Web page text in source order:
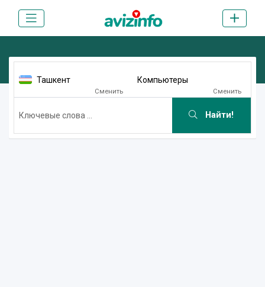
Ташкент
Сменить
Компьютеры
Сменить
Найти!